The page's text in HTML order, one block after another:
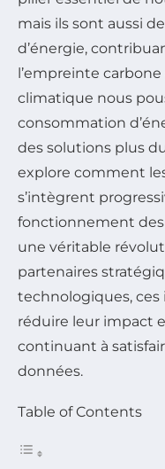
mais ils sont aussi
d’énergie,
l’empreinte carbone
climatique nous
consommation
des solutions plus
explore comment
s’intègrent
fonctionnement
une véritable
partenaires
technologiques,
réduire leur impact
continuant à
données.
Table of Contents